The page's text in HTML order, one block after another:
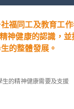
福同工及教育工
神健康的認識，
的整體發展。
生的精神健康需要及支援